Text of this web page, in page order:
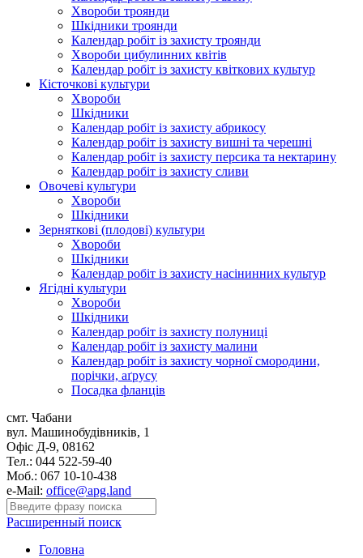
Хвороби троянди
Шкідники троянди
Календар робіт із захисту троянди
Хвороби цибулинних квітів
Календар робіт із захисту квіткових культур
Кісточкові культури
Хвороби
Шкідники
Календар робіт із захисту абрикосу
Календар робіт із захисту вишні та черешні
Календар робіт із захисту персика та нектарину
Календар робіт із захисту сливи
Овочеві культури
Хвороби
Шкідники
Зерняткові (плодові) культури
Хвороби
Шкідники
Календар робіт із захисту насінинних культур
Ягідні культури
Хвороби
Шкідники
Календар робіт із захисту полуниці
Календар робіт із захисту малини
Календар робіт із захисту чорної смородини,
порічки, аґрусу
Посадка фланців
смт. Чабани
вул. Машинобудівників, 1
Офіс Д-9, 08162
Тел.: 044 522-59-40
Моб.: 067 10-10-438
e-Mail: office@apg.land
Расширенный поиск
Головна